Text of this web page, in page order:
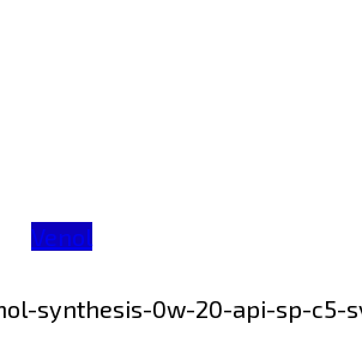
Venol
synthesis-0w-20-api-sp-c5-